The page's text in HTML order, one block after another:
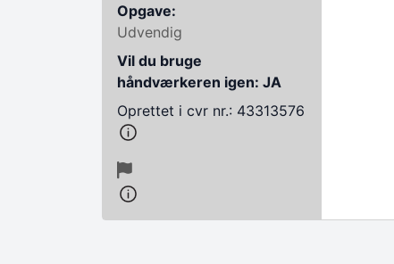
Opgave:
Udvendig
Vil du bruge
håndværkeren igen: JA
Oprettet i cvr nr.: 43313576